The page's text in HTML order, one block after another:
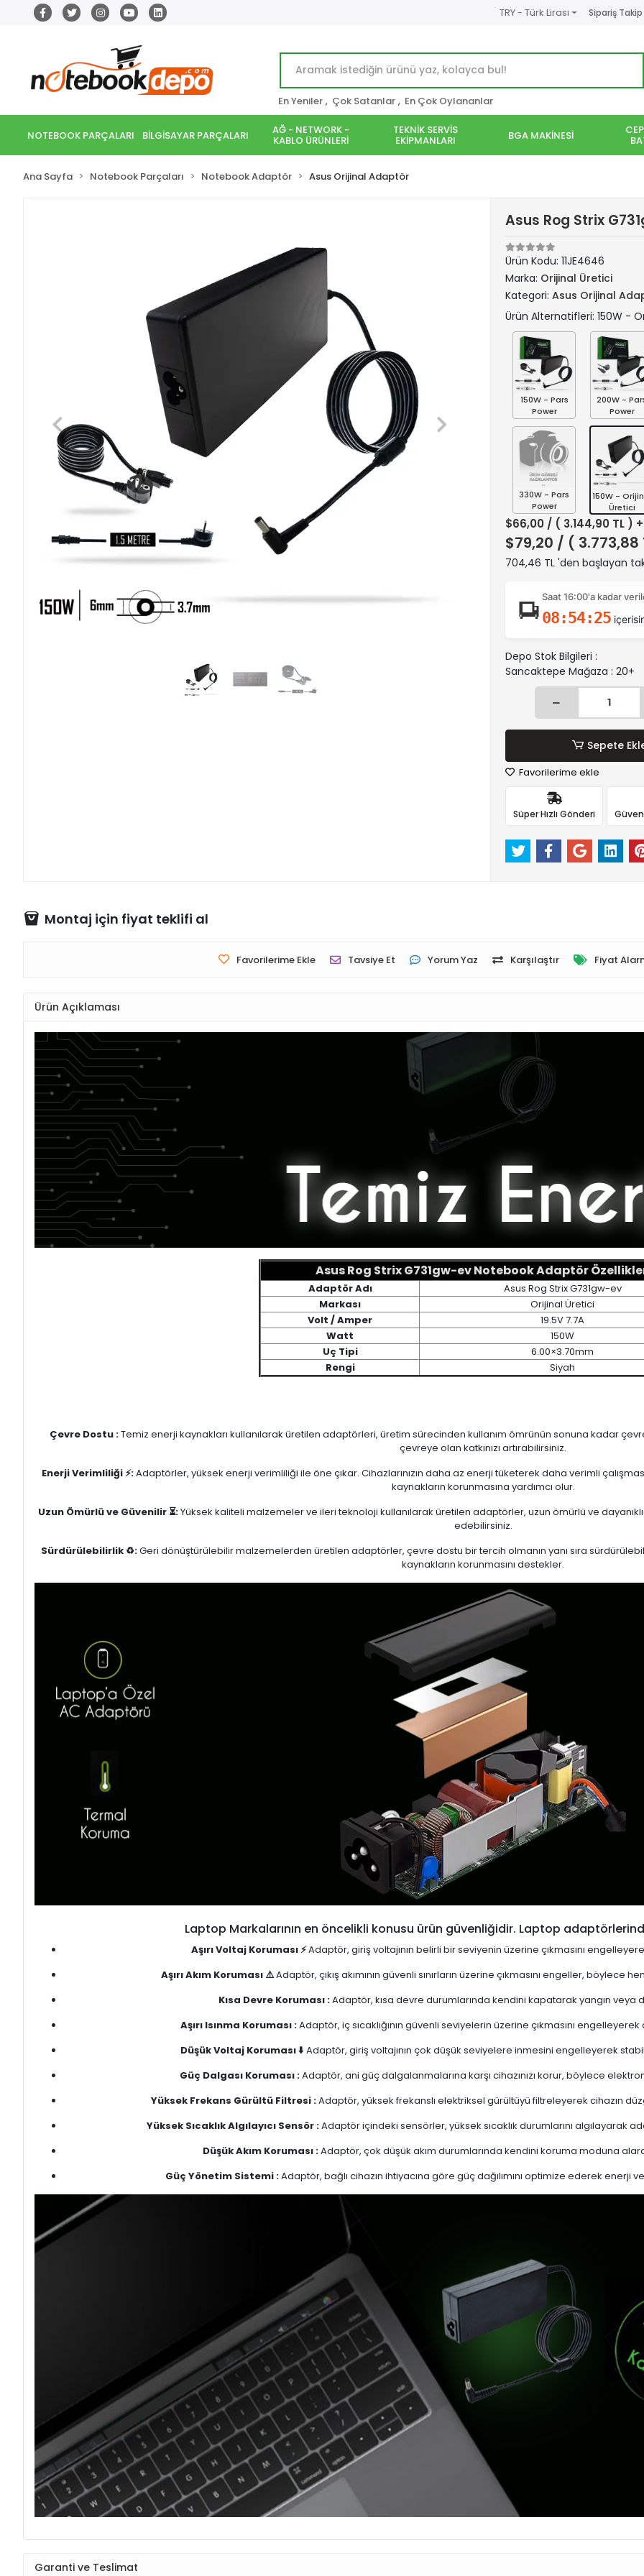
TRY - Türk Lirası Sipariş Takip
En Yeniler , Çok Satanlar , En Çok Oylananlar
NOTEBOOK PARÇALARI BİLGİSAYAR PARÇALARI AĞ - NETWORK -
KABLO ÜRÜNLERİ
TEKNİK SERVİS
EKİPMANLARI BGA MAKİNESİ
Ana Sayfa Notebook Parçaları Notebook Adaptör Asus Orijinal Adaptör
Asus Rog Strix
Ürün Kodu: 11JE4646
Marka: Orijinal Üretici
Kategori: Asus Orijinal
Ürün Alternatifleri: 150W -
150W - Pars
Power
200W -
Power
330W - Pars
Power
150W -
Üretici
$66,00 / ( 3.144,90 TL )
$79,20 / ( 3.773,88
704,46 TL 'den başlayan
Saat 16:00'a kadar
08:54:24
Depo Stok Bilgileri :
Sancaktepe Mağaza : 20+
Sepete
Favorilerime ekle
Süper Hızlı Gönderi
Montaj için fiyat teklifi al
Favorilerime Ekle Tavsiye Et Yorum Yaz Karşılaştır Fiyat
Ürün Açıklaması
Asus Rog Strix G731gw-evNotebook Adaptör
Adaptör Adı
Asus Rog Strix G731gw-ev
Markası
Orijinal Üretici
Volt / Amper
19.5V 7.7A
Watt
150W
Uç Tipi
6.00×3.70mm
Rengi
Siyah
Çevre Dostu :Temiz enerji kaynakları kullanılarak üretilen adaptörleri, üretim sürecinden kullanım ömrünün sonuna kadar
çevreye olan katkınızı artırabilirsiniz.
Enerji Verimliliği ⚡:Adaptörler, yüksek enerji verimliliği ile öne çıkar. Cihazlarınızın daha az enerji tüketerek daha verimli
kaynakların korunmasına yardımcı olur.
Uzun Ömürlü ve Güvenilir ⏳:Yüksek kaliteli malzemeler ve ileri teknoloji kullanılarak üretilen adaptörler, uzun ömürlü ve
edebilirsiniz.
Sürdürülebilirlik ♻️:Geri dönüştürülebilir malzemelerden üretilen adaptörler, çevre dostu bir tercih olmanın yanı sıra
kaynakların korunmasını destekler.
Laptop Markalarının en öncelikli konusu ürün güvenliğidir. Laptop
Aşırı Voltaj Koruması ⚡Adaptör, giriş voltajının belirli bir seviyenin üzerine çıkmasını
Aşırı Akım Koruması ⚠️Adaptör, çıkış akımının güvenli sınırların üzerine çıkmasını engeller,
Kısa Devre Koruması :Adaptör, kısa devre durumlarında kendini kapatarak yangın veya
Aşırı Isınma Koruması :Adaptör, iç sıcaklığının güvenli seviyelerin üzerine çıkmasını engelleyerek
Düşük Voltaj Koruması ⬇️Adaptör, giriş voltajının çok düşük seviyelere inmesini engelleyerek
Güç Dalgası Koruması :Adaptör, ani güç dalgalanmalarına karşı cihazınızı korur, böylece
Yüksek Frekans Gürültü Filtresi :Adaptör, yüksek frekanslı elektriksel gürültüyü filtreleyerek cihazın
Yüksek Sıcaklık Algılayıcı Sensör :Adaptör içindeki sensörler, yüksek sıcaklık durumlarını algılayarak
Düşük Akım Koruması :Adaptör, çok düşük akım durumlarında kendini koruma moduna
Güç Yönetim Sistemi :Adaptör, bağlı cihazın ihtiyacına göre güç dağılımını optimize ederek enerji
Garanti ve Teslimat